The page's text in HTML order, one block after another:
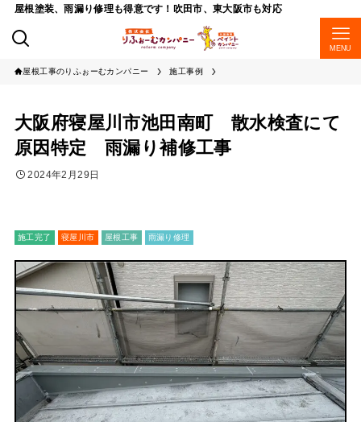
屋根塗装、雨漏り修理も得意です！吹田市、東大阪市も対応
MENU
屋根工事のりふぉーむカンパニー 施工事例
大阪府寝屋川市池田南町 散水検査にて
原因特定 雨漏り補修工事
2024年2月29日
施工完了 寝屋川市 屋根工事 雨漏り修理